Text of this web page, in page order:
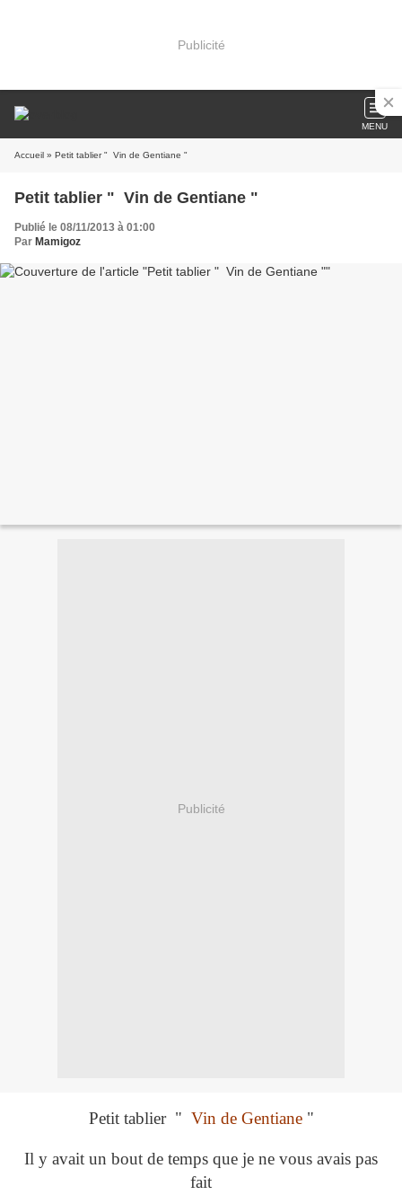
Publicité
MENU
Accueil » Petit tablier " Vin de Gentiane "
Petit tablier " Vin de Gentiane "
Publié le 08/11/2013 à 01:00
Par Mamigoz
Publicité
Petit tablier " Vin de Gentiane"
Il y avait un bout de temps que je ne vous avais pas
fait